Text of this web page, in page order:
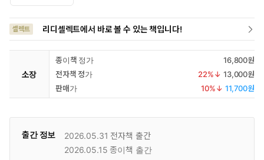
셀렉트 리디셀렉트에서 바로 볼 수 있는 책입니다!
소장
종이책 정가
16,800원
전자책 정가
22%↓ 13,000원
판매가
10%↓ 11,700원
출간 정보 2026.05.31 전자책 출간
2026.05.15 종이책 출간